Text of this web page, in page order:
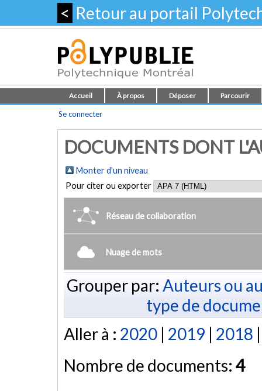
< Retour au portail
Accueil À propos Déposer Parcourir
Se connecter
DOCUMENTS DONT
Monter d'un niveau
Pour citer ou exporter
Réseau de collaboration
Nuage de mots
Grouper par: Auteurs ou
type de
Aller à : 2020 | 2019 | 2018
Nombre de documents: 4